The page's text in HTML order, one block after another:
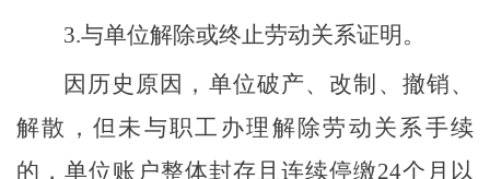
3.与单位解除或终止劳动关系证明。
因历史原因，单位破产、改制、撤销、
解散，但未与职工办理解除劳动关系手续
的，单位账户整体封存且连续停缴24个月以